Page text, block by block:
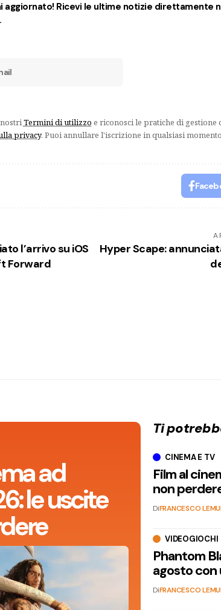
aggiornato! Ricevi le ultime notizie direttamente
Termini di utilizzo e riconosci le pratiche di gestione
privacy. Puoi annullare l'iscrizione in qualsiasi
l’arrivo su iOS
Forward
Hyper Scape:
ad
le uscite
Ti
CINEMA E TV
Film al
non
DiFRANCESCO
VIDEOGIOCHI
Phantom
agosto con
DiFRANCESCO